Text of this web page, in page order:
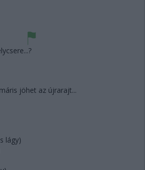
jöhet az újrarajt...
lágy)